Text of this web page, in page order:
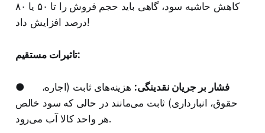
کاهش حاشیه سود، گاهی باید حجم فروش را تا ۵۰ یا ۸۰
درصد افزایش داد!
تاثیرات مستقیم:
● فشار بر جریان نقدینگی: هزینه‌های ثابت (اجاره،
حقوق، انبارداری) ثابت می‌مانند در حالی که سود خالص
هر واحد کالا آب می‌رود.